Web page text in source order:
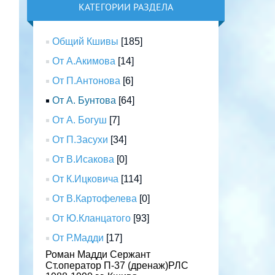
КАТЕГОРИИ РАЗДЕЛА
Общий Кшивы [185]
От А.Акимова [14]
От П.Антонова [6]
От А. Бунтова [64]
От А. Богуш [7]
От П.Засухи [34]
От В.Исакова [0]
От К.Ицковича [114]
От В.Картофелева [0]
От Ю.Кланцатого [93]
От Р.Мадди [17]
Роман Мадди Сержант
Ст.оператор П-37 (дренаж)РЛС